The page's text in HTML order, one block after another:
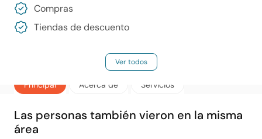
Principal Acerca de Servicios
Compras
Tiendas de descuento
Ver todos
Las personas también vieron en la misma
área